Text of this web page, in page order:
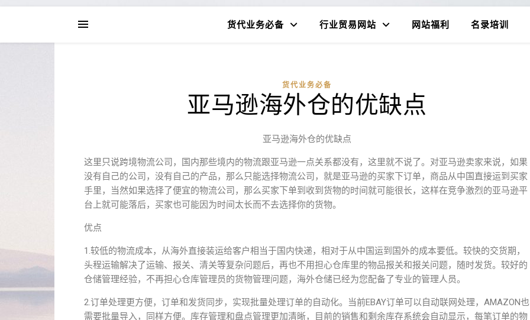
货代业务必备 行业贸易网站 网站福利 名录培训
货代业务必备
亚马逊海外仓的优缺点
亚马逊海外仓的优缺点
这里只说跨境物流公司，国内那些境内的物流跟亚马逊一点关系都没有，这里就不说了。对亚马逊卖家来说，如果
没有自己的公司，没有自己的产品，那么只能选择物流公司，就是亚马逊的买家下订单，商品从中国直接运到买家
手里，当然如果选择了便宜的物流公司，那么买家下单到收到货物的时间就可能很长，这样在竞争激烈的亚马逊平
台上就可能落后，买家也可能因为时间太长而不去选择你的货物。
优点
1.较低的物流成本，从海外直接装运给客户相当于国内快递，相对于从中国运到国外的成本要低。较快的交货期，
头程运输解决了运输、报关、清关等复杂问题后，再也不用担心仓库里的物品报关和报关问题，随时发货。较好的
仓储管理经验，不再担心仓库管理员的货物管理问题，海外仓储已经为您配备了专业的管理人员。
2.订单处理更方便，订单和发货同步，实现批量处理订单的自动化。当前EBAY订单可以自动联网处理，AMAZON也
需要批量导入，同样方便。库存管理和盘点管理更加清晰，目前的销售和剩余库存系统会自动显示，每笔订单的物